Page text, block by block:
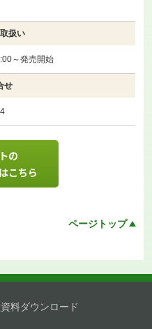
の
こちら
扱い
～発売開始
せ
ページトップ
料ダウンロード